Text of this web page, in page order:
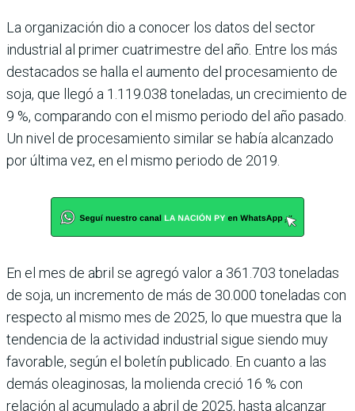
La organización dio a cono­cer los datos del sector
indus­trial al primer cuatrimestre del año. Entre los más
desta­cados se halla el aumento del procesamiento de
soja, que llegó a 1.119.038 toneladas, un crecimiento de
9 %, compa­rando con el mismo periodo del año pasado.
Un nivel de procesamiento similar se había alcanzado
por última vez, en el mismo periodo de 2019.
En el mes de abril se agregó valor a 361.703 toneladas
de soja, un incremento de más de 30.000 toneladas con
res­pecto al mismo mes de 2025, lo que muestra que la
tenden­cia de la actividad industrial sigue siendo muy
favorable, según el boletín publicado. En cuanto a las
demás olea­ginosas, la molienda creció 16 % con
relación al acumulado a abril de 2025, hasta alcanzar